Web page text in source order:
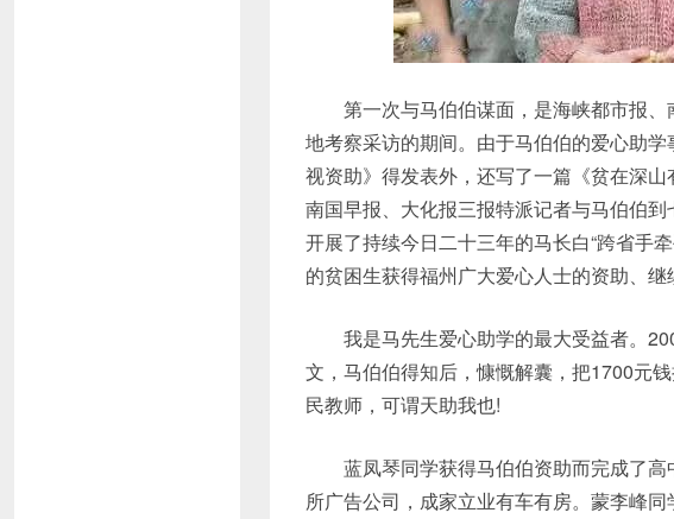
第一次与马伯伯谋面，是海峡都市报、
地考察采访的期间。由于马伯伯的爱心助
视资助》得发表外，还写了一篇《贫在深山
南国早报、大化报三报特派记者与马伯伯
开展了持续今日二十三年的马长白“跨省手
的贫困生获得福州广大爱心人士的资助、继
我是马先生爱心助学的最大受益者。
文，马伯伯得知后，慷慨解囊，把1700元
民教师，可谓天助我也!
蓝凤琴同学获得马伯伯资助而完成了高
所广告公司，成家立业有车有房。蒙李峰